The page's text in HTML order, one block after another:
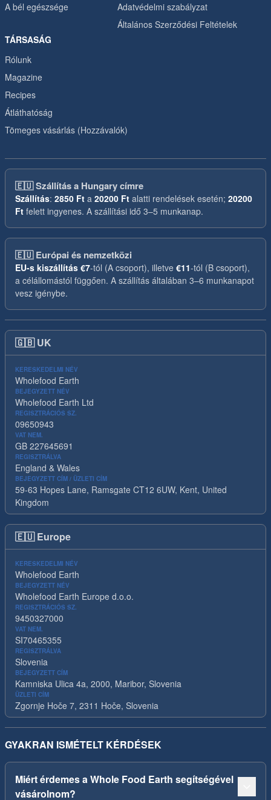
A bél egészsége
Adatvédelmi szabályzat
Általános Szerződési Feltételek
TÁRSASÁG
Rólunk
Magazine
Recipes
Átláthatóság
Tömeges vásárlás (Hozzávalók)
🇪🇺Szállítás a Hungary címre
Szállítás: 2850 Ft a 20200 Ft alatti rendelések esetén; 20200
Ft felett ingyenes. A szállítási idő 3–5 munkanap.
🇪🇺Európai és nemzetközi
EU-s kiszállítás €7-tól (A csoport), illetve €11-tól (B csoport),
a célállomástól függően. A szállítás általában 3–6 munkanapot
vesz igénybe.
🇬🇧 UK
KERESKEDELMI NÉV
Wholefood Earth
BEJEGYZETT NÉV
Wholefood Earth Ltd
REGISZTRÁCIÓS SZ.
09650943
VAT NEM.
GB 227645691
REGISZTRÁLVA
England & Wales
BEJEGYZETT CÍM / ÜZLETI CÍM
59-63 Hopes Lane, Ramsgate CT12 6UW, Kent, United
Kingdom
🇪🇺 Europe
KERESKEDELMI NÉV
Wholefood Earth
BEJEGYZETT NÉV
Wholefood Earth Europe d.o.o.
REGISZTRÁCIÓS SZ.
9450327000
VAT NEM.
SI70465355
REGISZTRÁLVA
Slovenia
BEJEGYZETT CÍM
Kamniska Ulica 4a, 2000, Maribor, Slovenia
ÜZLETI CÍM
Zgornje Hoče 7, 2311 Hoče, Slovenia
GYAKRAN ISMÉTELT KÉRDÉSEK
Miért érdemes a Whole Food Earth segítségével
vásárolnom?